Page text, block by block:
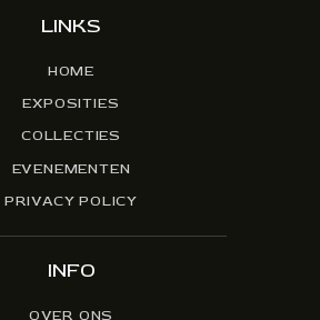
LINKS
HOME
EXPOSITIES
COLLECTIES
EVENEMENTEN
PRIVACY POLICY
INFO
OVER ONS